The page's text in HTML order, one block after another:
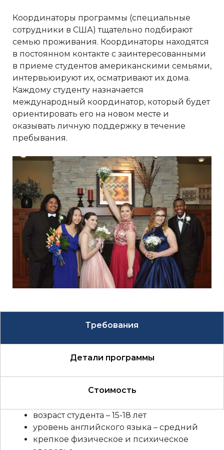
Координаторы программы (специальные
сотрудники в США) тщательно подбирают
семью проживания. Координаторы находятся
в постоянном контакте с заинтересованными
в приеме студентов американскими семьями,
интервьюируют их, осматривают их дома.
Каждому студенту назначается
международный координатор, который будет
ориентировать его на новом месте и
оказывать личную поддержку в течение
пребывания.
Требования
Детали программы
Стоимость
возраст студента – 15-18 лет
уровень английского языка – средний
крепкое физическое и психическое